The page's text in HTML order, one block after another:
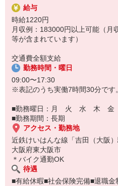
選べます♪
★★履歴書・証明写真は不要！
また、ご登録済の方はお仕事の紹
ご応募お待ちしています。
給与
時給1220円
月収例：183000円以上可能（月
等が含まれています）
交通費全額支給
勤務時間・曜日
09:00〜17:30
※表記のうち実働7時間30分です。
■勤務曜日：月 火 水 木 金
■勤務期間：長期
アクセス・勤務地
近鉄けいはんな線「吉田（大阪
大阪府東大阪市
＊バイク通勤OK
待遇
■有給休暇■社会保険完備■退職